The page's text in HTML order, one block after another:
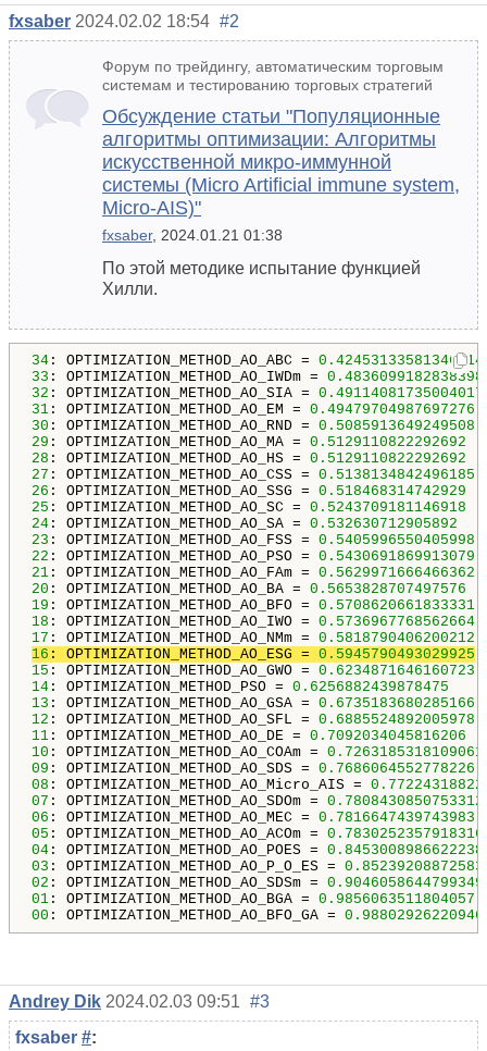
fxsaber 2024.02.02 18:54 #2
Форум по трейдингу, автоматическим торговым
системам и тестированию торговых стратегий
Обсуждение статьи "Популяционные
алгоритмы оптимизации: Алгоритмы
искусственной микро-иммунной
системы (Micro Artificial immune system,
Micro-AIS)"
fxsaber, 2024.01.21 01:38
По этой методике испытание функцией
Хилли.
34 : OPTIMIZATION_METHOD_AO_ABC = 0.42453133581346014
33 : OPTIMIZATION_METHOD_AO_IWDm =
32 : OPTIMIZATION_METHOD_AO_SIA = 0.49114081735004017
31 : OPTIMIZATION_METHOD_AO_EM = 0.49479704987697276
30 : OPTIMIZATION_METHOD_AO_RND = 0.5085913649249508
29 : OPTIMIZATION_METHOD_AO_MA = 0.5129110822292692
28 : OPTIMIZATION_METHOD_AO_HS = 0.5129110822292692
27 : OPTIMIZATION_METHOD_AO_CSS = 0.5138134842496185
26 : OPTIMIZATION_METHOD_AO_SSG = 0.518468314742929
25 : OPTIMIZATION_METHOD_AO_SC = 0.5243709181146918
24 : OPTIMIZATION_METHOD_AO_SA = 0.532630712905892
23 : OPTIMIZATION_METHOD_AO_FSS = 0.5405996550405998
22 : OPTIMIZATION_METHOD_AO_PSO = 0.5430691869913079
21 : OPTIMIZATION_METHOD_AO_FAm = 0.5629971666466362
20 : OPTIMIZATION_METHOD_AO_BA = 0.5653828707497576
19 : OPTIMIZATION_METHOD_AO_BFO = 0.5708620661833331
18 : OPTIMIZATION_METHOD_AO_IWO = 0.5736967768562664
17 : OPTIMIZATION_METHOD_AO_NMm = 0.5818790406200212
16 : OPTIMIZATION_METHOD_AO_ESG = 0.5945790493029925
15 : OPTIMIZATION_METHOD_AO_GWO = 0.6234871646160723
14 : OPTIMIZATION_METHOD_PSO = 0.6256882439878475
13 : OPTIMIZATION_METHOD_AO_GSA = 0.6735183680285166
12 : OPTIMIZATION_METHOD_AO_SFL = 0.6885524892005978
11 : OPTIMIZATION_METHOD_AO_DE = 0.7092034045816206
10 : OPTIMIZATION_METHOD_AO_COAm = 0.7263185318109061
09 : OPTIMIZATION_METHOD_AO_SDS = 0.7686064552778226
08 : OPTIMIZATION_METHOD_AO_Micro_AIS =
07 : OPTIMIZATION_METHOD_AO_SDOm = 0.7808430850753312
06 : OPTIMIZATION_METHOD_AO_MEC = 0.7816647439743983
05 : OPTIMIZATION_METHOD_AO_ACOm = 0.7830252357918316
04 : OPTIMIZATION_METHOD_AO_POES = 0.8453008986622238
03 : OPTIMIZATION_METHOD_AO_P_O_ES =
02 : OPTIMIZATION_METHOD_AO_SDSm = 0.9046058644799349
01 : OPTIMIZATION_METHOD_AO_BGA = 0.9856063511804057
00 : OPTIMIZATION_METHOD_AO_BFO_GA =
Andrey Dik 2024.02.03 09:51 #3
fxsaber #: